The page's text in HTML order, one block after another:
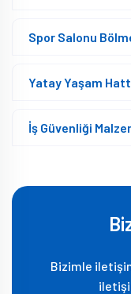
Spor Salonu
Yatay Yaşam
İş Güvenliği
Bizimle